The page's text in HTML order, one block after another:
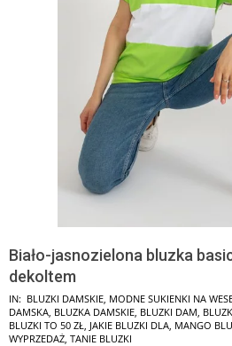
Biało-jasnozielona bluzka
dekoltem
IN: BLUZKI DAMSKIE MODNE SUKIENKI NA
DAMSKA BLUZKA DAMSKIE BLUZKI DAM
BLUZKI TO 50 ZŁ JAKIE BLUZKI DLA MANGO
WYPRZEDAŻ TANIE BLUZKI